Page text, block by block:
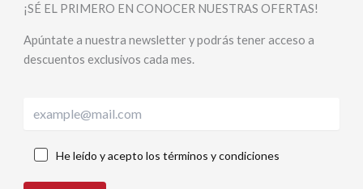
¡SÉ EL PRIMERO EN CONOCER NUESTRAS OFERTAS!
Apúntate a nuestra newsletter y podrás tener acceso a
descuentos exclusivos cada mes.
He leído y acepto los términos y condiciones